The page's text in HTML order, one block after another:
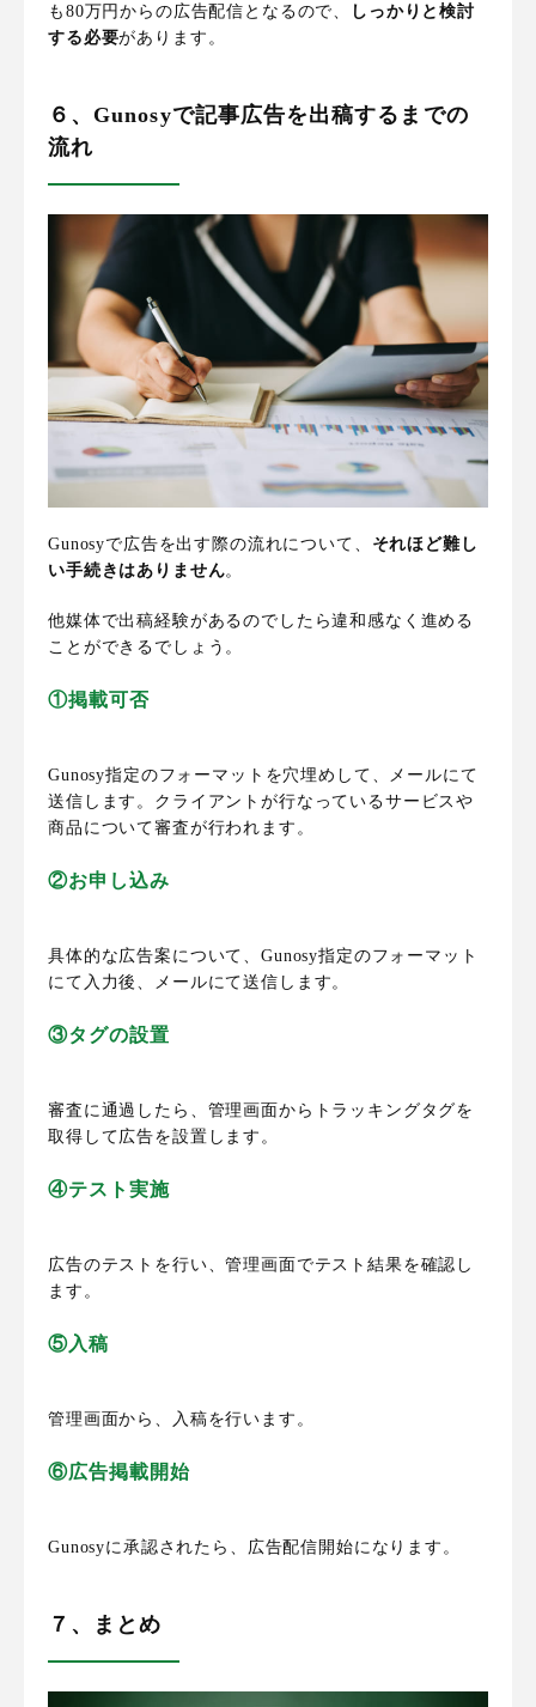
も80万円からの広告配信となるので、
しっかりと検討
する必要があります。
６、Gunosyで記事広告を出稿するまでの
流れ
Gunosyで広告を出す際の流れについて、 それほど難し
い手続きはありません。
他媒体で出稿経験があるのでしたら違和感なく進める
ことができるでしょう。
①掲載可否
Gunosy指定のフォーマットを穴埋め して、メールにて
送信します。クライアントが行なっているサービスや
商品について審査が行われます。
②お申し込み
具体的な広告案について、Gunosy指定のフォーマット
にて入力後、メールにて送信します。
③タグの設置
審査に通過したら、 管理画面からトラッキングタグを
取得して広告を設置 します。
④テスト実施
広告のテストを行い、管理画面でテスト結果を確認し
ます。
⑤入稿
管理画面から、入稿を行います。
⑥広告掲載開始
Gunosyに承認されたら、広告配信開始になります。
７、まとめ